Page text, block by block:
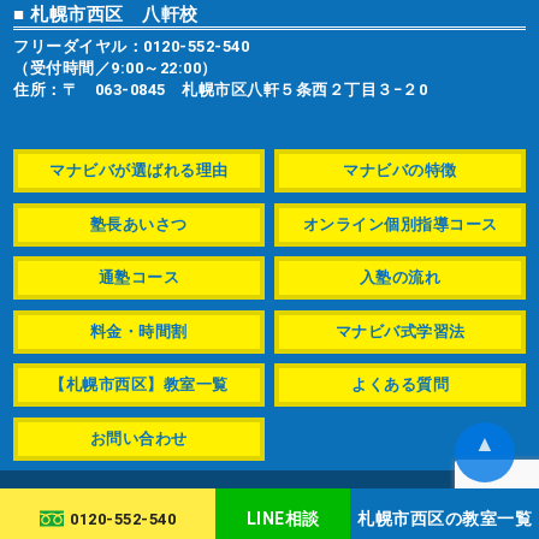
0120-552-540 LINE相談 札幌市西区の教室一覧
■ 札幌市西区 八軒校
フリーダイヤル： 0120-552-540
（受付時間／9:00～22:00）
住所：〒 063-0845 札幌市区八軒５条西２丁目３−２0
マナビバが選ばれる理由 マナビバの特徴
塾長あいさつ オンライン個別指導コース
通塾コース 入塾の流れ
料金・時間割 マナビバ式学習法
【札幌市西区】教室一覧 よくある質問
お問い合わせ ▲